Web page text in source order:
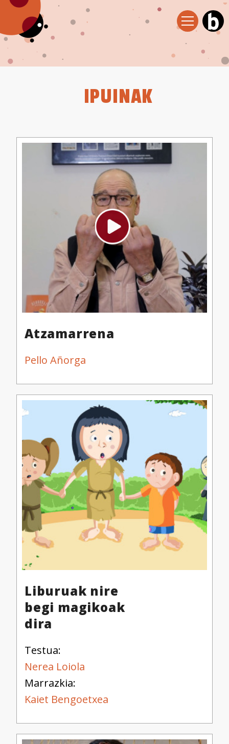
IPUINAK
Atzamarrena
Pello Añorga
Liburuak nire
begi magikoak
dira
Testua:
Nerea Loiola
Marrazkia:
Kaiet Bengoetxea